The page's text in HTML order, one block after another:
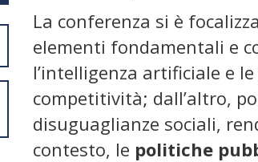
La conferenza si è
elementi fondamentali e
l’intelligenza artificiale e
competitività; dall’altro,
disuguaglianze sociali,
contesto, le politiche